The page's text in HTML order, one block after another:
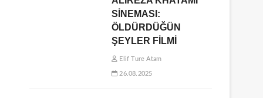
SİNEMASI:
ÖLDÜRDÜĞÜN
ŞEYLER FİLMİ
Elif Ture Atam
26.08.2025